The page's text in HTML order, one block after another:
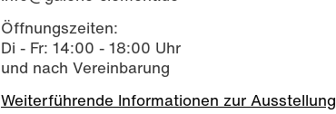
Öffnungszeiten:
Di - Fr: 14:00 - 18:00 Uhr
und nach Vereinbarung
Weiterführende Informationen zur Ausstellung